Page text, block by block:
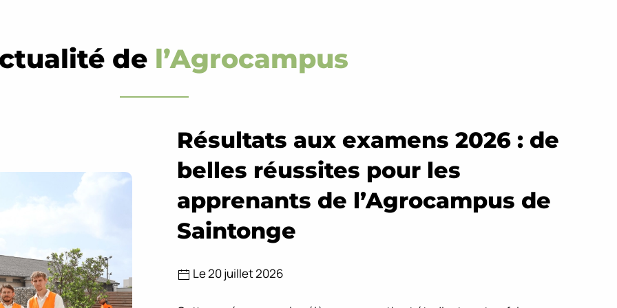
de l’Agrocampus
Résultats aux examens 2026 : de
belles réussites pour les
apprenants de l’Agrocampus de
Saintonge
Le 20 juillet 2026